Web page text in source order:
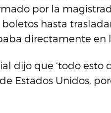
por la
hasta
directamente en
dijo que ‘todo esto
Estados Unidos,